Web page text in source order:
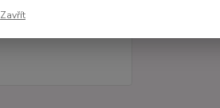
Zavřít